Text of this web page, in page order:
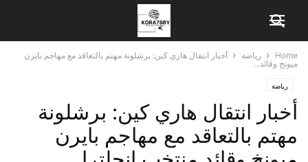
Home رياضة
أخبار انتقال هاري كين: برشلونة مهتم بالتعاقد مع مهاجم بايرن
ميونخ وقائد...
رياضة
أخبار انتقال هاري كين: برشلونة
مهتم بالتعاقد مع مهاجم بايرن